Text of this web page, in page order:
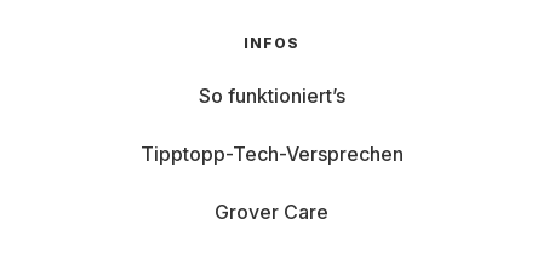
INFOS
So funktioniert’s
Tipptopp-Tech-Versprechen
Grover Care